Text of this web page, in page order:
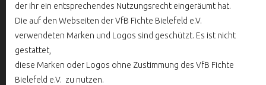
der ihr ein entsprechendes Nutzungsrecht eingeräumt hat.
Die auf den Webseiten der VfB Fichte Bielefeld e.V.
verwendeten Marken und Logos sind geschützt. Es ist nicht
gestattet,
diese Marken oder Logos ohne Zustimmung des VfB Fichte
Bielefeld e.V. zu nutzen.